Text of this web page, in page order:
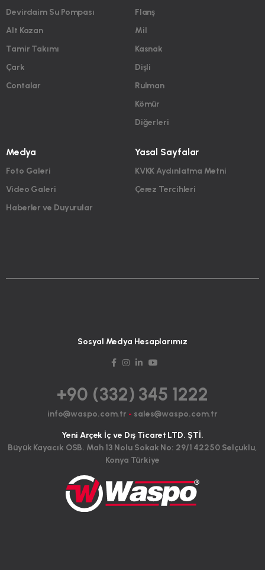
Devirdaim Su Pompası
Alt Kazan
Tamir Takımı
Çark
Contalar
Flanş
Mil
Kasnak
Dişli
Rulman
Kömür
Diğerleri
Medya
Foto Galeri
Video Galeri
Haberler ve Duyurular
Yasal Sayfalar
KVKK Aydınlatma Metni
Çerez Tercihleri
Sosyal Medya Hesaplarımız
+90 (332) 345 1222
info@waspo.com.tr - sales@waspo.com.tr
Yeni Arçek İç ve Dış Ticaret LTD. ŞTİ.
Büyük Kayacık OSB. Mah 13 Nolu Sokak No: 29/1 42250 Selçuklu,
Konya Türkiye